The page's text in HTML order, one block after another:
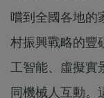
嚐到全國各地的
村振興戰略的豐
工智能、虛擬實
同機械人互動。